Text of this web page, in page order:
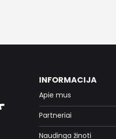
INFORMACIJA
Apie mus
Partneriai
Naudinga žinoti